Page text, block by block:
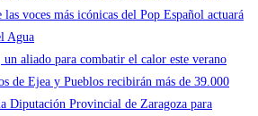
las voces más icónicas del Pop Español actuará
Agua
un aliado para combatir el calor este verano
de Ejea y Pueblos recibirán más de 39.000
Diputación Provincial de Zaragoza para